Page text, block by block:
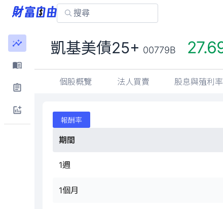
凱基美債25+ 00779B
個股概覽 法人買賣 股息與殖利率
報酬率
期間
1週
1個月